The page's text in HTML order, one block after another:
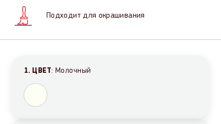
Подходит для окрашивания
1. ЦВЕТ: Молочный